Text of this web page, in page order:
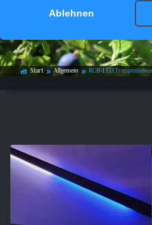
Ablehnen
RGB-LED
meine Lernkurve
home_work Start double_arrow Allgemein double_arrow RGB-LED